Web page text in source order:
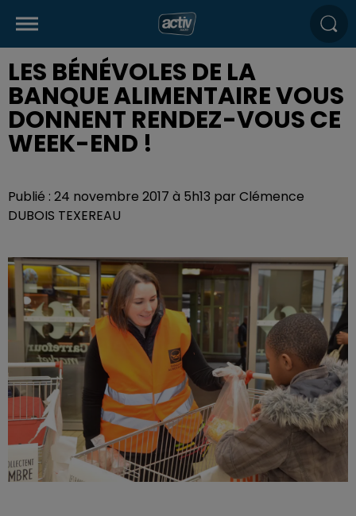
LES BÉNÉVOLES DE LA
BANQUE ALIMENTAIRE VOUS
DONNENT RENDEZ-VOUS CE
WEEK-END !
Publié : 24 novembre 2017 à 5h13 par Clémence
DUBOIS TEXEREAU